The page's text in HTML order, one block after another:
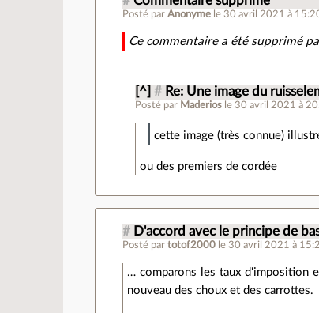
Posté parAnonyme le 30 avril 2021 à
Ce commentaire a été supprimé
[^] # Re: Une image du
Posté par Maderios le 30 avril 2021 à
cette image (très connue)
ou des premiers de cordée
# D'accord avec le principe de
Posté partotof2000 le 30 avril 2021 à
… comparons les taux d'imposition
nouveau des choux et des carrottes.